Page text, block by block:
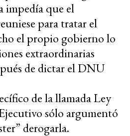
impedía que el
para tratar el
el propio gobierno lo
extraordinarias
de dictar el DNU
de la llamada Ley
sólo argumentó
derogarla.